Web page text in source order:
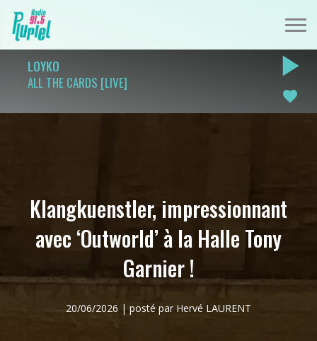
LOYKO
ALL THE CARDS [LIVE]
play_arrow
favorite
Klangkuenstler, impressionnant
avec ‘Outworld’ à la Halle Tony
Garnier !
20/06/2026 | posté par Hervé LAURENT